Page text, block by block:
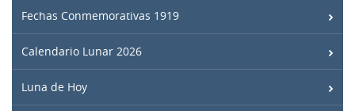
Fechas Conmemorativas 1919
Calendario Lunar 2026
Luna de Hoy